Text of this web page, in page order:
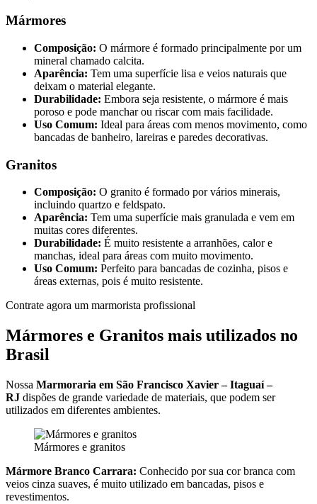
Mármores
Composição: O mármore é formado principalmente por um
mineral chamado calcita.
Aparência: Tem uma superfície lisa e veios naturais que
deixam o material elegante.
Durabilidade: Embora seja resistente, o mármore é mais
poroso e pode manchar ou riscar com mais facilidade.
Uso Comum: Ideal para áreas com menos movimento, como
bancadas de banheiro, lareiras e paredes decorativas.
Granitos
Composição: O granito é formado por vários minerais,
incluindo quartzo e feldspato.
Aparência: Tem uma superfície mais granulada e vem em
muitas cores diferentes.
Durabilidade: É muito resistente a arranhões, calor e
manchas, ideal para áreas com muito movimento.
Uso Comum: Perfeito para bancadas de cozinha, pisos e
áreas externas, pois é muito resistente.
Contrate agora um marmorista profissional
Mármores e Granitos mais utilizados no
Brasil
Nossa Marmoraria em São Francisco Xavier – Itaguaí –
RJ dispões de grande variedade de materiais, que podem ser
utilizados em diferentes ambientes.
Mármores e granitos
Mármore Branco Carrara: Conhecido por sua cor branca com
veios cinza suaves, é muito utilizado em bancadas, pisos e
revestimentos.